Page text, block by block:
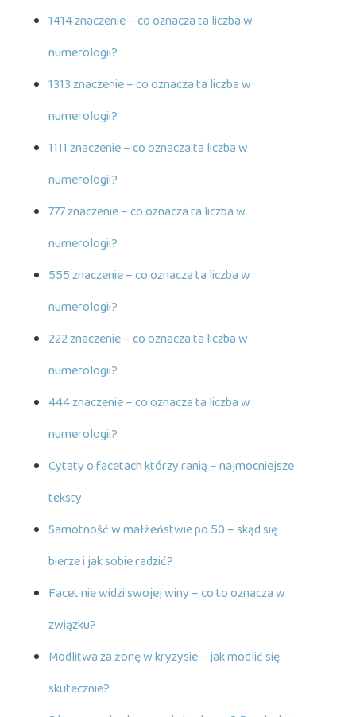
1414 znaczenie – co oznacza ta liczba w
numerologii?
1313 znaczenie – co oznacza ta liczba w
numerologii?
1111 znaczenie – co oznacza ta liczba w
numerologii?
777 znaczenie – co oznacza ta liczba w
numerologii?
555 znaczenie – co oznacza ta liczba w
numerologii?
222 znaczenie – co oznacza ta liczba w
numerologii?
444 znaczenie – co oznacza ta liczba w
numerologii?
Cytaty o facetach którzy ranią – najmocniejsze
teksty
Samotność w małżeństwie po 50 – skąd się
bierze i jak sobie radzić?
Facet nie widzi swojej winy – co to oznacza w
związku?
Modlitwa za żonę w kryzysie – jak modlić się
skutecznie?